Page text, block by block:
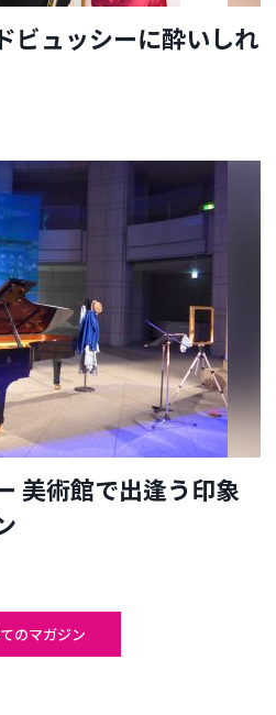
ビュッシーに酔いしれ
美術館で出逢う印象
のマガジン